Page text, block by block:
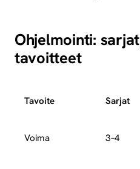
Ohjelmointi:
tavoitteet
Tavoite Sarjat
Voima 3–4